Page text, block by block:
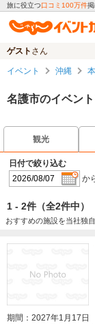
旅に役立つ口コミ100万件掲
ゲスト さん
イベント 沖縄
名護市のイベン
観光
日付で絞り込む
か
1 - 2件 （全2件中）
おすすめの施設を当社独
期間： 2027年1月17日